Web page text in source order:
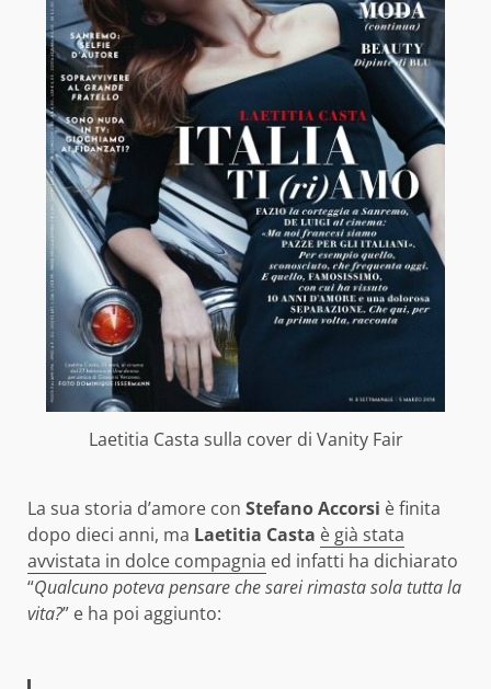
Laetitia Casta sulla cover di Vanity Fair
La sua storia d’amore con Stefano Accorsi è finita
dopo dieci anni, ma Laetitia Casta è già stata
avvistata in dolce compagnia ed infatti ha dichiarato
“Qualcuno poteva pensare che sarei rimasta sola tutta la
vita?” e ha poi aggiunto: